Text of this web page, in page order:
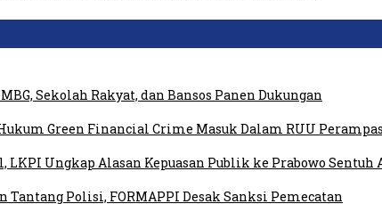
Sekolah Rakyat, dan Bansos Panen Dukungan
Green Financial Crime Masuk Dalam RUU
Ungkap Alasan Kepuasan Publik ke Prabowo Sentuh
Tantang Polisi, FORMAPPI Desak Sanksi Pemecatan